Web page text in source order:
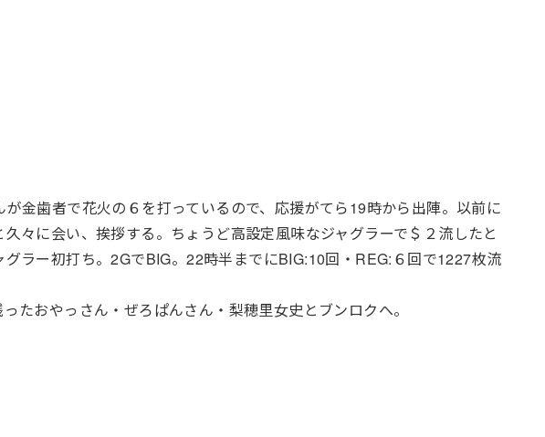
金歯者で花火の６を打っているので、応援がてら19時から出陣。以前に
々に会い、挨拶する。ちょうど高設定風味なジャグラーで＄２流したと
ラー初打ち。2GでBIG。22時半までにBIG:10回・REG:６回で1227枚流
たおやっさん・ぜろぱんさん・梨穂里女史とブンロクへ。